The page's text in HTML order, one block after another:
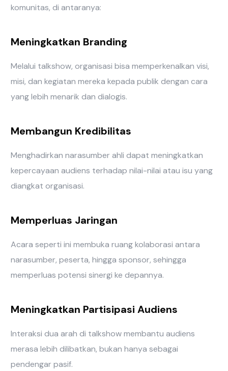
komunitas, di antaranya:
Meningkatkan Branding
Melalui talkshow, organisasi bisa memperkenalkan visi,
misi, dan kegiatan mereka kepada publik dengan cara
yang lebih menarik dan dialogis.
Membangun Kredibilitas
Menghadirkan narasumber ahli dapat meningkatkan
kepercayaan audiens terhadap nilai-nilai atau isu yang
diangkat organisasi.
Memperluas Jaringan
Acara seperti ini membuka ruang kolaborasi antara
narasumber, peserta, hingga sponsor, sehingga
memperluas potensi sinergi ke depannya.
Meningkatkan Partisipasi Audiens
Interaksi dua arah di talkshow membantu audiens
merasa lebih dilibatkan, bukan hanya sebagai
pendengar pasif.